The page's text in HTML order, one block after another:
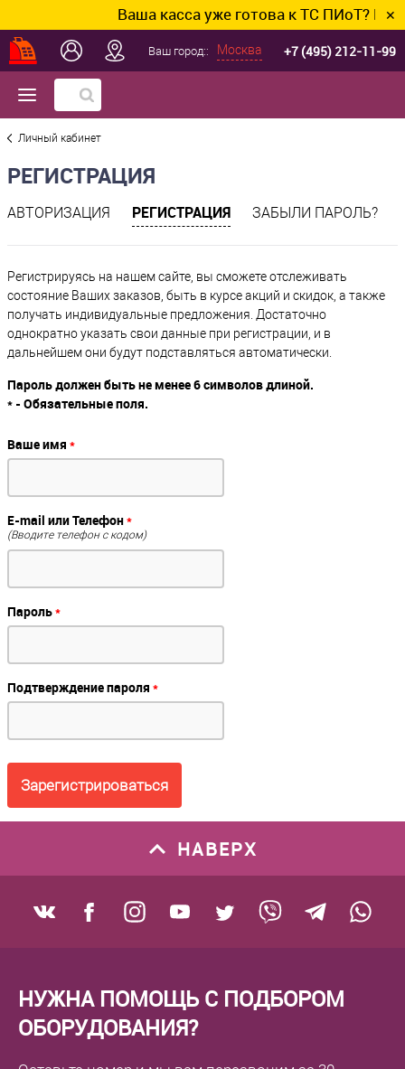
Ваша касса уже готова к ТС ПИоТ? ✕
Ваш город:: Москва +7 (495) 212-11-99
Личный кабинет
РЕГИСТРАЦИЯ
АВТОРИЗАЦИЯ РЕГИСТРАЦИЯ ЗАБЫЛИ ПАРОЛЬ?
Регистрируясь на нашем сайте, вы сможете отслеживать
состояние Ваших заказов, быть в курсе акций и скидок, а также
получать индивидуальные предложения. Достаточно
однократно указать свои данные при регистрации, и в
дальнейшем они будут подставляться автоматически.
Пароль должен быть не менее 6 символов длиной.
* - Обязательные поля.
Ваше имя *
E-mail или Телефон*
(Вводите телефон с кодом)
Пароль*
Подтверждение пароля *
НАВЕРХ
НУЖНА ПОМОЩЬ С ПОДБОРОМ
ОБОРУДОВАНИЯ?